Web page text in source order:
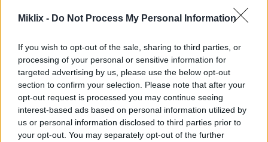
Miklix - Do Not Process My Personal Information
If you wish to opt-out of the sale, sharing to third parties, or
processing of your personal or sensitive information for
targeted advertising by us, please use the below opt-out
section to confirm your selection. Please note that after your
opt-out request is processed you may continue seeing
interest-based ads based on personal information utilized by
us or personal information disclosed to third parties prior to
your opt-out. You may separately opt-out of the further
Имају здраве масти које вам помажу да се
Они су добар извор влакана, која успоравају
варење и одржавају вас ситима.
Лако се додају многим различитим
оброцима.
Избор макадамија ораха може вам помоћи да се
осећате задовољно и да подржи ваше циљеве
мршављења. То је корак ка здравијој исхрани.